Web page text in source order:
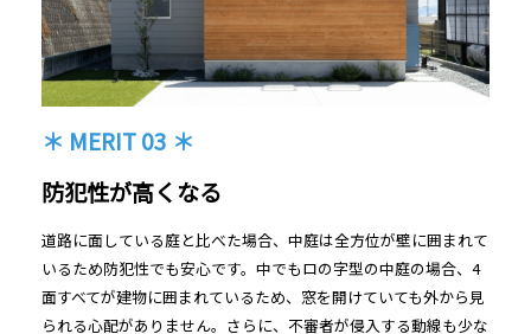
＊ MERIT 03 ＊
防犯性が高くなる
道路に面している庭と比べた場合、中庭は全方位が壁に囲まれて
いるため防犯性でも安心です。中でもロの字型の中庭の場合、4
面すべてが建物に囲まれているため、窓を開けていても外から見
られる心配がありません。さらに、不審者が侵入する動線も少な